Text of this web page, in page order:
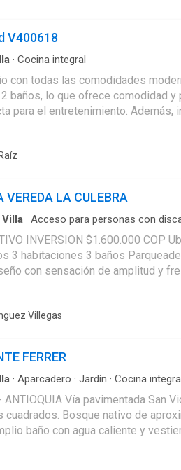
V400618
· Cocina integral
baños, lo que ofrece comodidad
el entretenimiento. Además,
LA CULEBRA
Villa · Acceso para personas con
(incluye amplios
Villegas
FERRER
· Aparcadero · Jardín · Cocina
rea del lote: 3300 metros cuadrados,
Bosque nativo de
baño con agua caliente y